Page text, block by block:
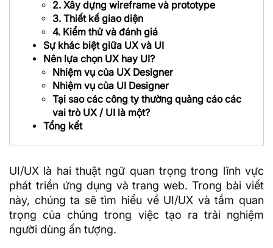
2. Xây dựng wireframe và prototype
3. Thiết kế giao diện
4. Kiểm thử và đánh giá
Sự khác biệt giữa UX và UI
Nên lựa chọn UX hay UI?
Nhiệm vụ của UX Designer
Nhiệm vụ của UI Designer
Tại sao các công ty thường quảng cáo các
vai trò UX / UI là một?
Tổng kết
UI/UX là hai thuật ngữ quan trọng trong lĩnh vực
phát triển ứng dụng và trang web. Trong bài viết
này, chúng ta sẽ tìm hiểu về UI/UX và tầm quan
trọng của chúng trong việc tạo ra trải nghiệm
người dùng ấn tượng.